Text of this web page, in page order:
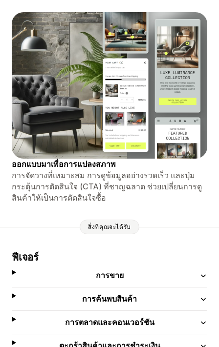
ออกแบบมาเพื่อการแปลงสภาพ
การจัดวางที่เหมาะสม การดูข้อมูลอย่างรวดเร็ว และปุ่ม
กระตุ้นการตัดสินใจ (CTA) ที่ชาญฉลาด ช่วยเปลี่ยนการดู
สินค้าให้เป็นการตัดสินใจซื้อ
สิ่งที่คุณจะได้รับ
ฟีเจอร์
การขาย
การค้นพบสินค้า
การตลาดและคอนเวอร์ชัน